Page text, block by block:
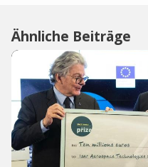
Ähnliche Beiträge